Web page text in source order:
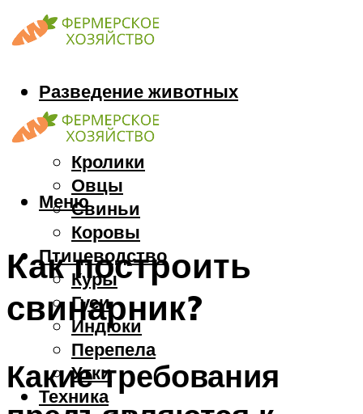
Разведение животных
Козы
Кони
Кролики
Овцы
Свиньи
Коровы
Птицеводство
Куры
Гуси
Индюки
Перепела
Утки
Техника
Меню
Как построить
свинарник?
Какие требования